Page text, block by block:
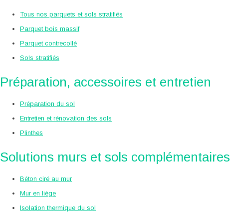
Tous nos parquets et sols stratifiés
Parquet bois massif
Parquet contrecollé
Sols stratifiés
Préparation, accessoires et entretien
Préparation du sol
Entretien et rénovation des sols
Plinthes
Solutions murs et sols complémentaires
Béton ciré au mur
Mur en liège
Isolation thermique du sol